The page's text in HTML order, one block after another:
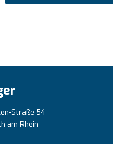
Straße 54
am Rhein